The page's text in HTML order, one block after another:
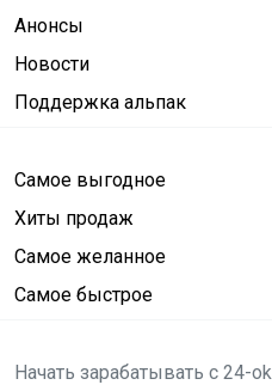
Анонсы
Новости
Поддержка альпак
Самое выгодное
Хиты продаж
Самое желанное
Самое быстрое
Начать зарабатывать с 24-ok